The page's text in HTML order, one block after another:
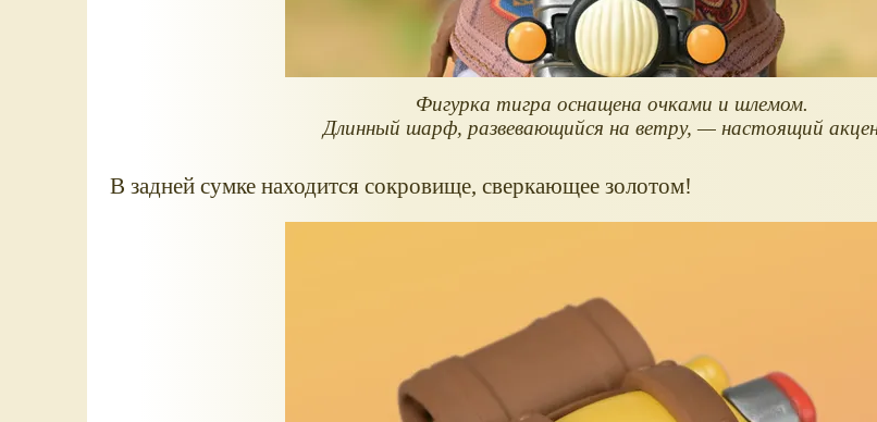
Фигурка тигра оснащена очками и шлемом.
Длинный шарф, развевающийся на ветру, — настоящий
В задней сумке находится сокровище, сверкающее золотом!